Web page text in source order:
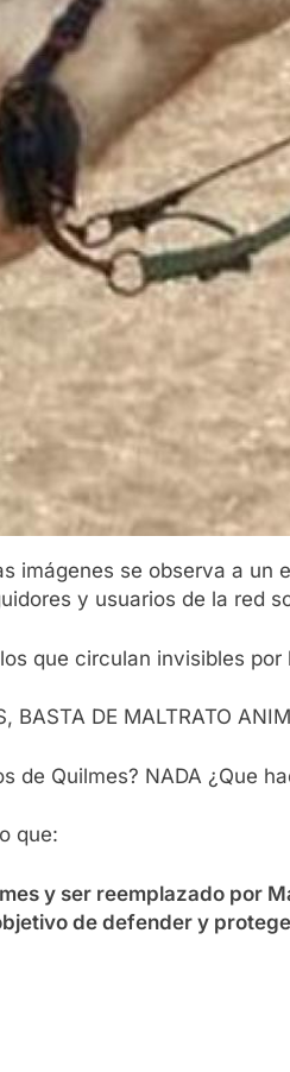
imágenes se observa a
y usuarios de la red
que circulan invisibles
BASTA DE MALTRATO
de Quilmes? NADA ¿Que
que:
y ser reemplazado por
de defender y